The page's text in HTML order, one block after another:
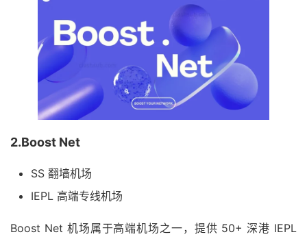
2.Boost Net
SS 翻墙机场
IEPL 高端专线机场
Boost Net 机场属于高端机场之一，提供 50+ 深港 IEPL